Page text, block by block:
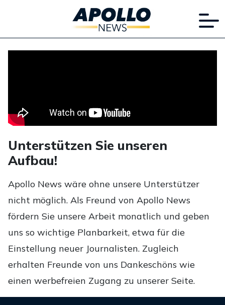
Unterstützen Sie unseren
Aufbau!
Apollo News wäre ohne unsere Unterstützer
nicht möglich. Als Freund von Apollo News
fördern Sie unsere Arbeit monatlich und geben
uns so wichtige Planbarkeit, etwa für die
Einstellung neuer Journalisten. Zugleich
erhalten Freunde von uns Dankeschöns wie
einen werbefreien Zugang zu unserer Seite.